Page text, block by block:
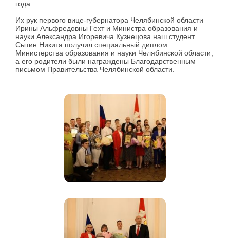
года.
Их рук первого вице-губернатора Челябинской области
Ирины Альфредовны Гехт и Министра образования и
науки Александра Игоревича Кузнецова наш студент
Сытин Никита получил специальный диплом
Министерства образования и науки Челябинской области,
а его родители были награждены Благодарственным
письмом Правительства Челябинской области.